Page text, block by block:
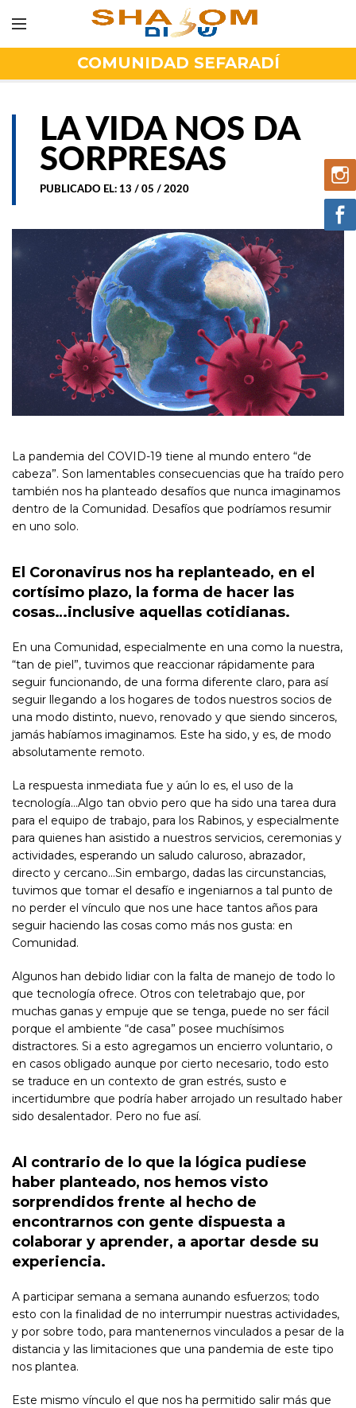
COMUNIDAD SEFARADÍ
LA VIDA NOS DA
SORPRESAS
PUBLICADO EL: 13 / 05 / 2020
La pandemia del COVID-19 tiene al mundo entero “de
cabeza”. Son lamentables consecuencias que ha traído pero
también nos ha planteado desafíos que nunca imaginamos
dentro de la Comunidad. Desafíos que podríamos resumir
en uno solo.
El Coronavirus nos ha replanteado, en el
cortísimo plazo, la forma de hacer las
cosas…inclusive aquellas cotidianas.
En una Comunidad, especialmente en una como la nuestra,
“tan de piel”, tuvimos que reaccionar rápidamente para
seguir funcionando, de una forma diferente claro, para así
seguir llegando a los hogares de todos nuestros socios de
una modo distinto, nuevo, renovado y que siendo sinceros,
jamás habíamos imaginamos. Este ha sido, y es, de modo
absolutamente remoto.
La respuesta inmediata fue y aún lo es, el uso de la
tecnología…Algo tan obvio pero que ha sido una tarea dura
para el equipo de trabajo, para los Rabinos, y especialmente
para quienes han asistido a nuestros servicios, ceremonias y
actividades, esperando un saludo caluroso, abrazador,
directo y cercano…Sin embargo, dadas las circunstancias,
tuvimos que tomar el desafío e ingeniarnos a tal punto de
no perder el vínculo que nos une hace tantos años para
seguir haciendo las cosas como más nos gusta: en
Comunidad.
Algunos han debido lidiar con la falta de manejo de todo lo
que tecnología ofrece. Otros con teletrabajo que, por
muchas ganas y empuje que se tenga, puede no ser fácil
porque el ambiente “de casa” posee muchísimos
distractores. Si a esto agregamos un encierro voluntario, o
en casos obligado aunque por cierto necesario, todo esto
se traduce en un contexto de gran estrés, susto e
incertidumbre que podría haber arrojado un resultado haber
sido desalentador. Pero no fue así.
Al contrario de lo que la lógica pudiese
haber planteado, nos hemos visto
sorprendidos frente al hecho de
encontrarnos con gente dispuesta a
colaborar y aprender, a aportar desde su
experiencia.
A participar semana a semana aunando esfuerzos; todo
esto con la finalidad de no interrumpir nuestras actividades,
y por sobre todo, para mantenernos vinculados a pesar de la
distancia y las limitaciones que una pandemia de este tipo
nos plantea.
Este mismo vínculo el que nos ha permitido salir más que